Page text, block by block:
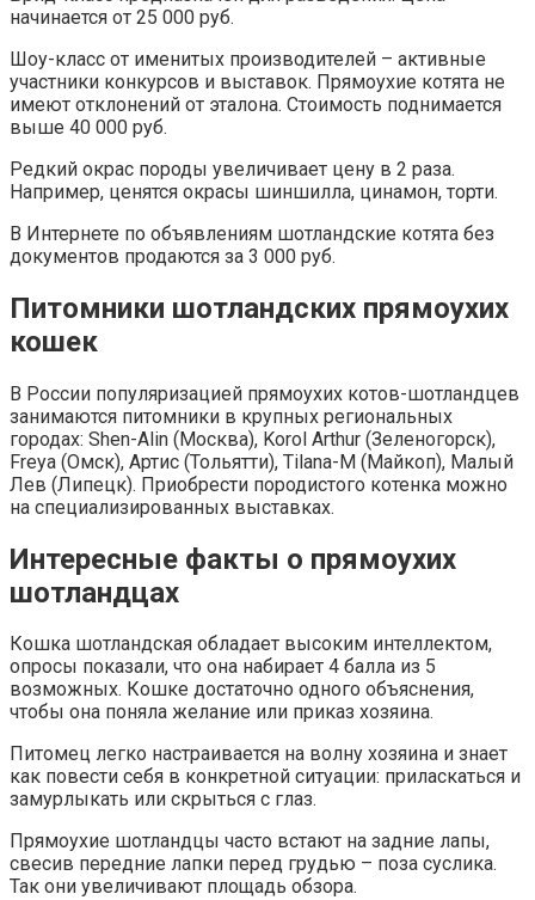
начинается от 25 000 руб.
Шоу-класс от именитых производителей – активные
участники конкурсов и выставок. Прямоухие котята не
имеют отклонений от эталона. Стоимость поднимается
выше 40 000 руб.
Редкий окрас породы увеличивает цену в 2 раза.
Например, ценятся окрасы шиншилла, цинамон, торти.
В Интернете по объявлениям шотландские котята без
документов продаются за 3 000 руб.
Питомники шотландских прямоухих
кошек
В России популяризацией прямоухих котов-шотландцев
занимаются питомники в крупных региональных
городах: Shen-Alin (Москва), Korol Arthur (Зеленогорск),
Freya (Омск), Артис (Тольятти), Tilana-M (Майкоп), Малый
Лев (Липецк). Приобрести породистого котенка можно
на специализированных выставках.
Интересные факты о прямоухих
шотландцах
Кошка шотландская обладает высоким интеллектом,
опросы показали, что она набирает 4 балла из 5
возможных. Кошке достаточно одного объяснения,
чтобы она поняла желание или приказ хозяина.
Питомец легко настраивается на волну хозяина и знает
как повести себя в конкретной ситуации: приласкаться и
замурлыкать или скрыться с глаз.
Прямоухие шотландцы часто встают на задние лапы,
свесив передние лапки перед грудью – поза суслика.
Так они увеличивают площадь обзора.